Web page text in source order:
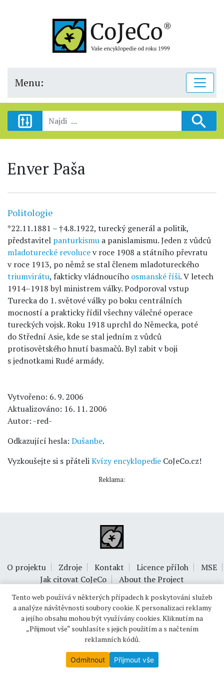
Menu:
Enver Paša
Politologie
*22.11.1881 – †4.8.1922, turecký generál a politik,
představitel panturkismu a panislamismu. Jeden z vůdců
mladoturecké revolucev roce 1908 a státního převratu
v roce 1913, po němž se stal členem mladotureckého
triumvirátu, fakticky vládnoucího osmanské říši. V letech
1914–1918 byl ministrem války. Podporoval vstup
Turecka do 1. světové války po boku centrálních
mocností a prakticky řídil všechny válečné operace
tureckých vojsk. Roku 1918 uprchl do Německa, poté
do Střední Asie, kde se stal jedním z vůdců
protisovětského hnutí basmačů. Byl zabit v boji
s jednotkami Rudé armády.
Vytvořeno: 6. 9. 2006
Aktualizováno: 16. 11. 2006
Autor: -red-
Odkazující hesla: Dušanbe.
Vyzkoušejte si s přáteliKvízy encyklopedie CoJeCo.cz!
Reklama:
O projektu Zdroje Kontakt Licence příloh
MSE
Jak citovat CoJeCo
About the Project
© 1999-2026OPTIMUS s.r.o.
Tento web používá v některých případech k poskytování služeb
a analýze návštěvnosti soubory cookie. K personalizaci reklamy
a jejího obsahu mohou být využívány cookies. Kliknutím na
„Přijmout vše“ souhlasíte s jejich použitím a s načtením
reklamních kódů.
Odmítnout Přijmout vše